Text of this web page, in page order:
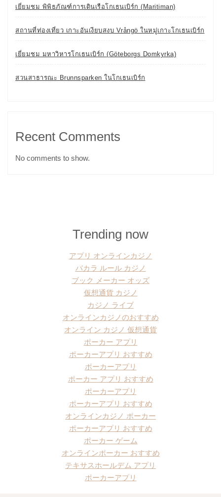
เยี่ยมชม พิพิธภัณฑ์การเดินเรือโกเธนเบิร์ก (Maritiman)
สถานที่ท่องเที่ยว เกาะอันเงียบสงบ Vrångö ในหมู่เกาะโกเธนเบิร์ก
เยี่ยมชม มหาวิหารโกเธนเบิร์ก (Göteborgs Domkyrka)
สวนสาธารณะ Brunnsparken ในโกเธนเบิร์ก
Recent Comments
No comments to show.
Trending now
アプリ オンラインカジノ
バカラ ルール カジノ
ブック メーカー オッズ
仮想通貨 カジノ
カジノ ライブ
オンラインカジノのおすすめ
オンライン カジノ 仮想通貨
ポーカー アプリ
ポーカーアプリ おすすめ
ポーカーアプリ
ポーカー アプリ おすすめ
ポーカーアプリ
ポーカーアプリ おすすめ
オンラインカジノ ポーカー
ポーカーアプリ おすすめ
ポーカー ゲーム
オンラインポーカー おすすめ
テキサスホールデム アプリ
ポーカーアプリ